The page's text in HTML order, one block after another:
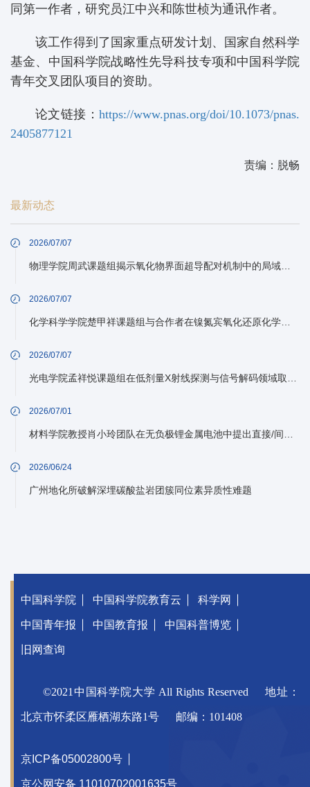
同第一作者，研究员江中兴和陈世桢为通讯作者。
该工作得到了国家重点研发计划、国家自然科学
基金、中国科学院战略性先导科技专项和中国科学院
青年交叉团队项目的资助。
论文链接： https://www.pnas.org/doi/10.1073/pnas.
2405877121
责编：脱畅
最新动态
2026/07/07
物理学院周武课题组揭示氧化物界面超导配对机制中的局域声子作用
2026/07/07
化学科学学院楚甲祥课题组与合作者在镍氮宾氧化还原化学方面取得进展
2026/07/07
2026/07/01
2026/06/24
广州地化所破解深埋碳酸盐岩团簇同位素异质性难题
中国科学院 中国科学院教育云 科学网
中国青年报 中国教育报 中国科普博览
旧网查询
©2021中国科学院大学 All Rights Reserved 地址：
北京市怀柔区雁栖湖东路1号 邮编：101408
京ICP备05002800号
京公网安备 11010702001635号